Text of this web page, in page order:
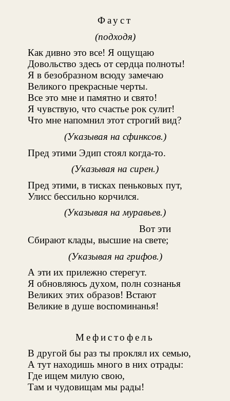
Фауст
(подходя)
Как дивно это все! Я ощущаю
Довольство здесь от сердца полноты!
Я в безобразном всюду замечаю
Великого прекрасные черты.
Все это мне и памятно и свято!
Я чувствую, что счастье рок сулит!
Что мне напомнил этот строгий вид?
(Указывая на сфинксов.)
Пред этими Эдип стоял когда-то.
(Указывая на сирен.)
Пред этими, в тисках пеньковых пут,
Улисс бессильно корчился.
(Указывая на муравьев.)
Вот эти
Сбирают клады, высшие на свете;
(Указывая на грифов.)
А эти их прилежно стерегут.
Я обновляюсь духом, полн сознанья
Великих этих образов! Встают
Великие в душе воспоминанья!
Мефистофель
В другой бы раз ты проклял их семью,
А тут находишь много в них отрады:
Где ищем милую свою,
Там и чудовищам мы рады!